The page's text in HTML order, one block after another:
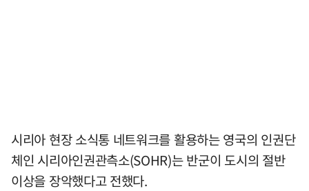
시리아 현장 소식통 네트워크를 활용하는 영국의 인권단
체인 시리아인권관측소(SOHR)는 반군이 도시의 절반
이상을 장악했다고 전했다.